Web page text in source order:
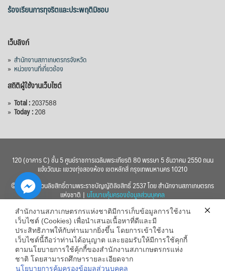
ร้องเรียนการทุจริตและประพฤติมิชอบ
เว็บลิงก์
» สำนักงานสภาเกษตรกรจังหวัด
» หน่วยงานที่เกี่ยวข้อง
สถิติผู้ใช้งานเว็บไซต์
» Total :2037588
» Today :208
120 (อาคาร C) ชั้น 5 ศูนย์ราชการเฉลิมพระเกียรติ 80 พรรษา 5 ธันวาคม 2550 ถนน
แจ้งวัฒนะ แขวงทุ่งสองห้อง เขตหลักสี่ กรุงเทพมหานคร 10210
© 2560 สงวนลิขสิทธิ์ตามพระราชบัญญัติลิขสิทธิ์ 2537 โดย สำนักงานสภาเกษตรกร
แห่งชาติ | นโยบายคุ้มครองข้อมูลส่วนบุคคล
สำนักงานสภาเกษตรกรแห่งชาติมีการเก็บข้อมูลการใช้งาน
เว็บไซต์ (Cookies) เพื่อนำเสนอเนื้อหาที่ดีและมี
ประสิทธิภาพให้กับท่านมากยิ่งขึ้น โดยการเข้าใช้งาน
เว็บไซต์นี้ถือว่าท่านได้อนุญาต และยอมรับให้มีการใช้คุกกี้
ตามนโยบายการใช้คุ้กกี้ของสำนักงานสภาเกษตรกรแห่ง
ชาติ โดยสามารถศึกษารายละเอียดจาก
นโยบายการคุ้มครองข้อมูลส่วนบุคคล
Hide
chaty